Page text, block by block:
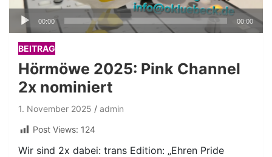
Audio-
Player
00:00 00:00
BEITRAG
Hörmöwe 2025: Pink Channel
2x nominiert
1. November 2025
admin
Post Views: 124
Wir sind 2x dabei: trans Edition: „Ehren Pride